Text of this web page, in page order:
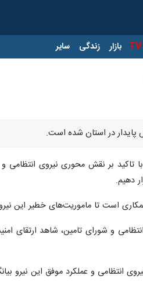
بازار زندگی سایر